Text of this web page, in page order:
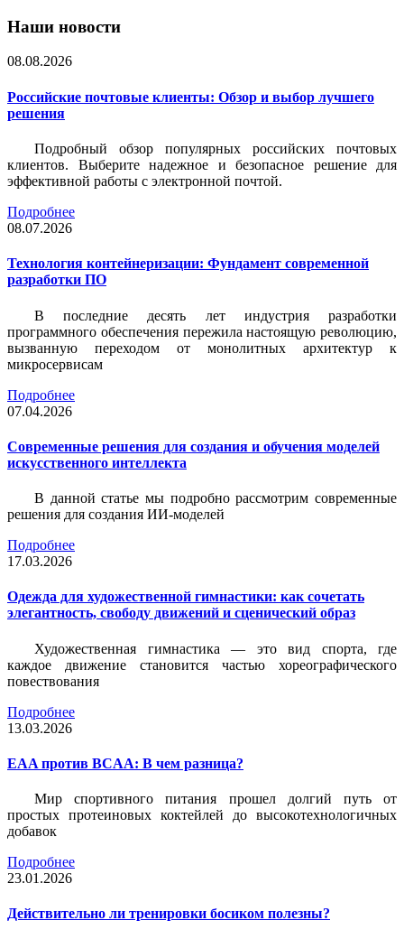
Наши новости
08.08.2026
Российские почтовые клиенты: Обзор и выбор лучшего
решения
Подробный обзор популярных российских почтовых
клиентов. Выберите надежное и безопасное решение для
эффективной работы с электронной почтой.
Подробнее
08.07.2026
Технология контейнеризации: Фундамент современной
разработки ПО
В последние десять лет индустрия разработки
программного обеспечения пережила настоящую революцию,
вызванную переходом от монолитных архитектур к
микросервисам
Подробнее
07.04.2026
Современные решения для создания и обучения моделей
искусственного интеллекта
В данной статье мы подробно рассмотрим современные
решения для создания ИИ-моделей
Подробнее
17.03.2026
Одежда для художественной гимнастики: как сочетать
элегантность, свободу движений и сценический образ
Художественная гимнастика — это вид спорта, где
каждое движение становится частью хореографического
повествования
Подробнее
13.03.2026
EAA против BCAA: В чем разница?
Мир спортивного питания прошел долгий путь от
простых протеиновых коктейлей до высокотехнологичных
добавок
Подробнее
23.01.2026
Действительно ли тренировки босиком полезны?